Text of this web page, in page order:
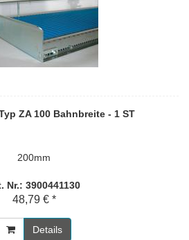
ZA 100 Bahnbreite - 1 ST
200mm
Nr.: 3900441130
48,79 € *
Details